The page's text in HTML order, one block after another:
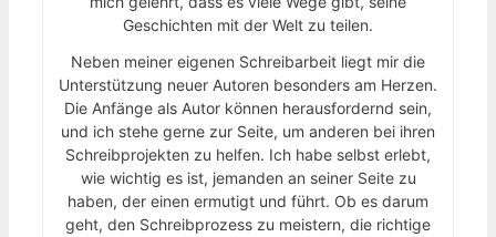
Geschichten mit der Welt zu teilen.
Neben meiner eigenen Schreibarbeit liegt mir die
Unterstützung neuer Autoren besonders am Herzen.
Die Anfänge als Autor können herausfordernd sein,
und ich stehe gerne zur Seite, um anderen bei ihren
Schreibprojekten zu helfen. Ich habe selbst erlebt,
wie wichtig es ist, jemanden an seiner Seite zu
haben, der einen ermutigt und führt. Ob es darum
geht, den Schreibprozess zu meistern, die richtige